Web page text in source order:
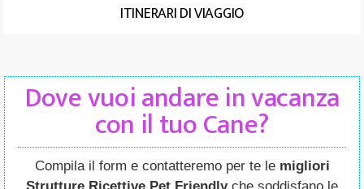
ITINERARI DI VIAGGIO
Dove vuoi andare in vacanza
con il tuo Cane?
Compila il form e contatteremo per te le migliori
Strutture Ricettive Pet Friendlyche soddisfano le